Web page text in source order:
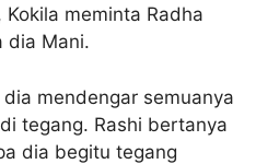
meminta Radha
dia Mani.
mendengar semuanya
tegang. Rashi bertanya
dia begitu tegang